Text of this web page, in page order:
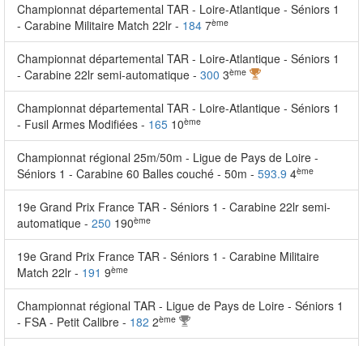
Championnat départemental TAR - Loire-Atlantique - Séniors 1
- Carabine Militaire Match 22lr - 184 7ème
Championnat départemental TAR - Loire-Atlantique - Séniors 1
- Carabine 22lr semi-automatique - 300 3ème
Championnat départemental TAR - Loire-Atlantique - Séniors 1
- Fusil Armes Modifiées - 165 10ème
Championnat régional 25m/50m - Ligue de Pays de Loire -
Séniors 1 - Carabine 60 Balles couché - 50m - 593.9 4ème
19e Grand Prix France TAR - Séniors 1 - Carabine 22lr semi-
automatique - 250 190ème
19e Grand Prix France TAR - Séniors 1 - Carabine Militaire
Match 22lr - 191 9ème
Championnat régional TAR - Ligue de Pays de Loire - Séniors 1
- FSA - Petit Calibre - 182 2ème